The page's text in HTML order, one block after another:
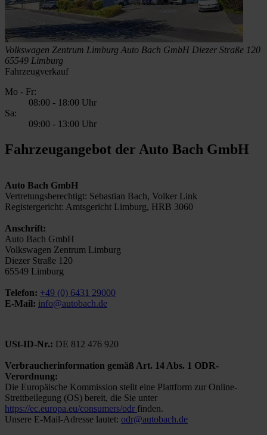
Volkswagen Zentrum Limburg Auto Bach GmbH Diezer Straße 120
65549 Limburg
Fahrzeugverkauf
Mo - Fr:
08:00 - 18:00 Uhr
Sa:
09:00 - 13:00 Uhr
Fahrzeugangebot der Auto Bach GmbH
Auto Bach GmbH
Vertretungsberechtigt: Sebastian Bach, Volker Link
Registergericht: Amtsgericht Limburg, HRB 3060
Anschrift:
Auto Bach GmbH
Volkswagen Zentrum Limburg
Diezer Straße 120
65549 Limburg
Telefon: +49 (0) 6431 29000
E-Mail: info@autobach.de
USt-ID-Nr.: DE 812 476 920
Verbraucherinformation gemäß Art. 14 Abs. 1 ODR-
Verordnung:
Die Europäische Kommission stellt eine Plattform zur Online-
Streitbeilegung (OS) bereit, die Sie unter
https://ec.europa.eu/consumers/odr finden.
Unsere E-Mail-Adresse lautet: odr@autobach.de